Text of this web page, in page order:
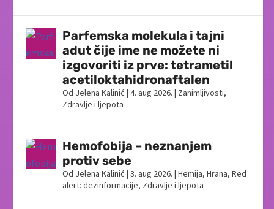
Parfemska molekula i tajni
adut čije ime ne možete ni
izgovoriti iz prve: tetrametil
acetiloktahidronaftalen
Od Jelena Kalinić |4. aug 2026. | Zanimljivosti,
Zdravlje i ljepota
Hemofobija – neznanjem
protiv sebe
Od Jelena Kalinić |3. aug 2026. |Hemija,Hrana,Red
alert: dezinformacije, Zdravlje i ljepota